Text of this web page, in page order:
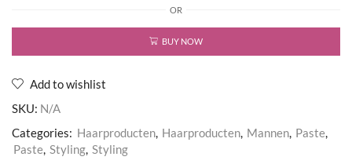
Paste
OR
BUY NOW
Add to wishlist
SKU: N/A
Categories: Haarproducten, Haarproducten, Mannen, Paste,
Paste, Styling, Styling